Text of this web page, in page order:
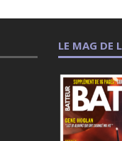
LE MAG DE